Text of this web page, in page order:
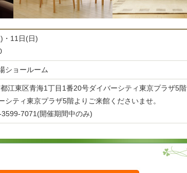
・11日(日)
ショールーム
江東区青海1丁目1番20号ダイバーシティ東京プラザ5階
ティ東京プラザ5階よりご来館くださいませ。
7071(開催期間中のみ)